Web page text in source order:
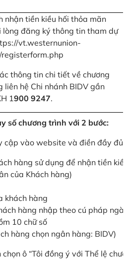
nhận tiền kiều hối thỏa mãn
lòng đăng ký thông tin tham dự
vt.westernunion-
thông tin chi tiết về chương
liên hệ Chi nhánh BIDV gần
1900 9247.
số chương trình với 2 bước:
cập vào website và điền đầy đủ
hàng sử dụng để nhận tiền
của Khách hàng)
khách hàng
hàng nhập theo cú pháp
10 chữ số
hàng chọn ngân hàng: BIDV)
chọn ô “Tôi đồng ý với Thể lệ